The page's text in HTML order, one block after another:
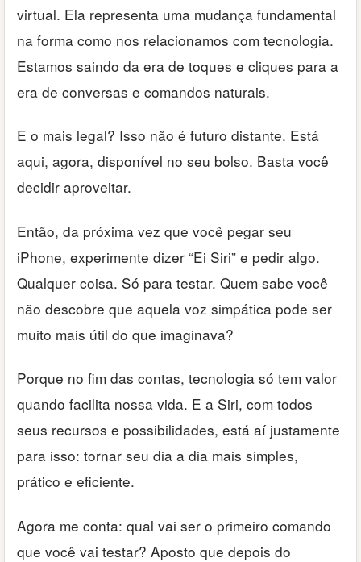
virtual. Ela representa uma mudança fundamental
na forma como nos relacionamos com tecnologia.
Estamos saindo da era de toques e cliques para a
era de conversas e comandos naturais.
E o mais legal? Isso não é futuro distante. Está
aqui, agora, disponível no seu bolso. Basta você
decidir aproveitar.
Então, da próxima vez que você pegar seu
iPhone, experimente dizer “Ei Siri” e pedir algo.
Qualquer coisa. Só para testar. Quem sabe você
não descobre que aquela voz simpática pode ser
muito mais útil do que imaginava?
Porque no fim das contas, tecnologia só tem valor
quando facilita nossa vida. E a Siri, com todos
seus recursos e possibilidades, está aí justamente
para isso: tornar seu dia a dia mais simples,
prático e eficiente.
Agora me conta: qual vai ser o primeiro comando
que você vai testar? Aposto que depois do